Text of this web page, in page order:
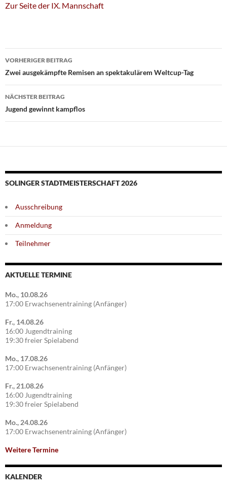
Zur Seite der IX. Mannschaft
Beitragsnavigation
VORHERIGER BEITRAG
Zwei ausgekämpfte Remisen an spektakulärem Weltcup-Tag
NÄCHSTER BEITRAG
Jugend gewinnt kampflos
SOLINGER STADTMEISTERSCHAFT 2026
Ausschreibung
Anmeldung
Teilnehmer
AKTUELLE TERMINE
Mo., 10.08.26
17:00 Erwachsenentraining (Anfänger)
Fr., 14.08.26
16:00 Jugendtraining
19:30 freier Spielabend
Mo., 17.08.26
17:00 Erwachsenentraining (Anfänger)
Fr., 21.08.26
16:00 Jugendtraining
19:30 freier Spielabend
Mo., 24.08.26
17:00 Erwachsenentraining (Anfänger)
Weitere Termine
KALENDER